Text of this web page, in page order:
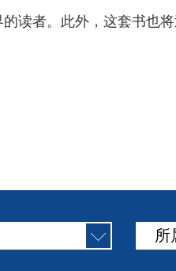
读者。此外，这套书也